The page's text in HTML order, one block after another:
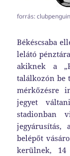
forrás:
Békéscsaba
lelátó
akiknek a
találkozón be
mérkőzésre
jegyet
stadionban
jegyárusítás,
belépőt
kerülnek, 14